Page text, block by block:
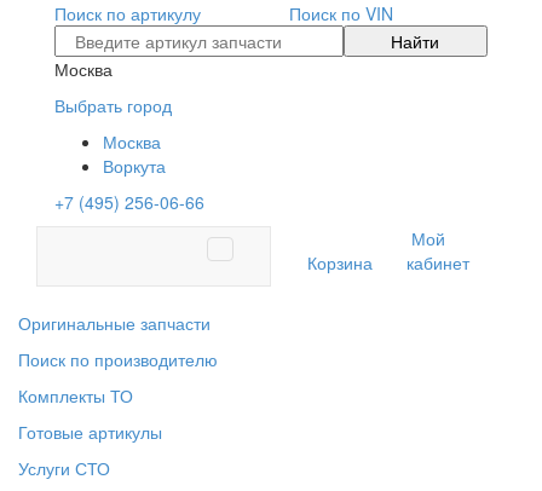
Поиск по артикулу
Поиск по VIN
Найти
Москва
Выбрать город
Москва
Воркута
+7 (495) 256-06-66
Корзина
Мой
кабинет
Оригинальные запчасти
Поиск по производителю
Комплекты ТО
Готовые артикулы
Услуги СТО